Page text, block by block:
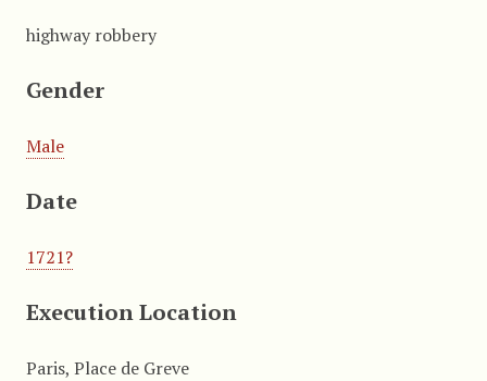
highway robbery
Gender
Male
Date
1721?
Execution Location
Paris, Place de Greve